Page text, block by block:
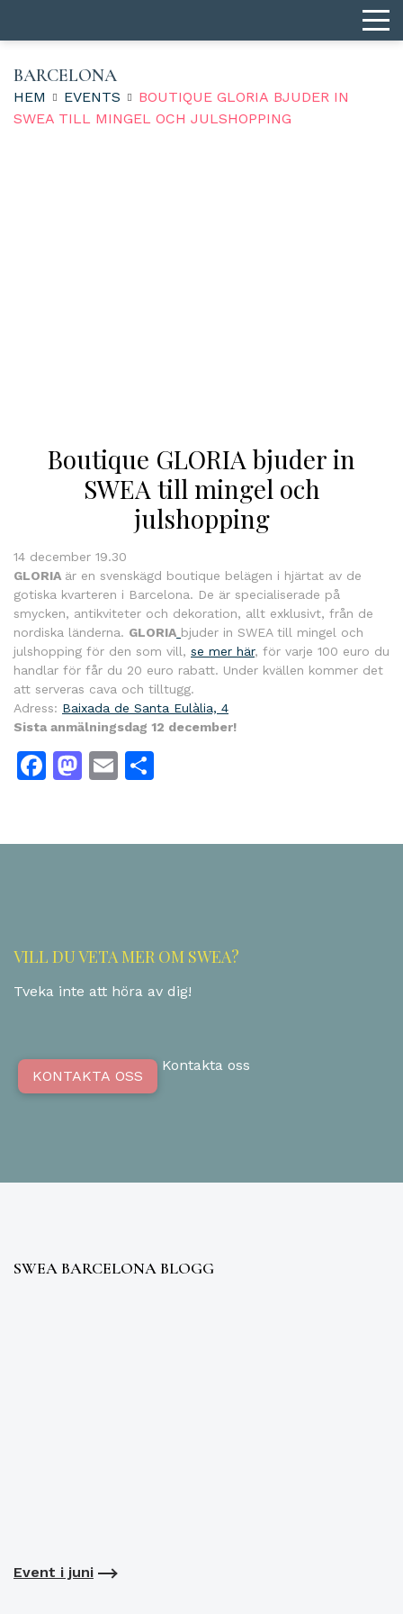
BARCELONA
HEM EVENTS
BOUTIQUE GLORIA BJUDER IN
SWEA TILL MINGEL OCH JULSHOPPING
Boutique GLORIA bjuder in
SWEA till mingel och
julshopping
14 december 19.30
GLORIA är en svenskägd boutique belägen i hjärtat av de
gotiska kvarteren i Barcelona. De är specialiserade på
smycken, antikviteter och dekoration, allt exklusivt, från de
nordiska länderna. GLORIA bjuder in SWEA till mingel och
julshopping för den som vill, se mer här, för varje 100 euro du
handlar för får du 20 euro rabatt. Under kvällen kommer det
att serveras cava och tilltugg.
Adress: Baixada de Santa Eulàlia, 4
Sista anmälningsdag 12 december!
Facebook
Mastodon
Email
VILL DU VETA MER OM SWEA?
Tveka inte att höra av dig!
KONTAKTA OSS
Kontakta oss
SWEA BARCELONA BLOGG
Event i juni